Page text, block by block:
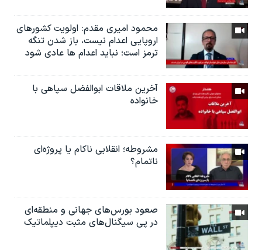
محمود امیری مقدم: اولویت کشورهای
اروپایی اعدام نیست، باز شدن تنگه
ترمز است؛ نباید اعدام ها عادی شود
آخرین ملاقات ابوالفضل سپاهی با
خانواده
مشروطه؛ انقلابى ناكام یا پروژه‌ای
نا‌تمام؟
صعود بورس‌های جهانی و منطقه‌ای
در پی سیگنال‌های مثبت دیپلماتیک